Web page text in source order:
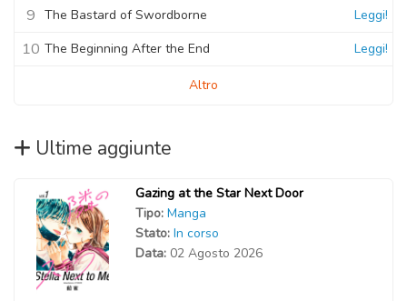
9 The Bastard of Swordborne Leggi!
10 The Beginning After the End Leggi!
Altro
Ultime aggiunte
Gazing at the Star Next Door
Tipo: Manga
Stato: In corso
Data: 02 Agosto 2026